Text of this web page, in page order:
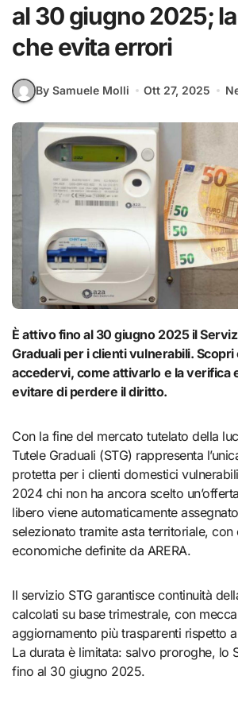
al 30 giugno 2025;
che evita errori
By Samuele Molli Ott 27, 2025
È attivo fino al 30 giugno 2025 il Servizio a Tutele
Graduali per i clienti vulnerabili. Scopri
accedervi, come attivarlo e la verifica
evitare di perdere il diritto.
Con la fine del mercato tutelato della
Tutele Graduali (STG) rappresenta
protetta per i clienti domestici
2024 chi non ha ancora scelto
libero viene automaticamente
selezionato tramite asta territoriale,
economiche definite da ARERA.
Il servizio STG garantisce continuità
calcolati su base trimestrale, con
aggiornamento più trasparenti rispetto
La durata è limitata: salvo proroghe, lo
fino al 30 giugno 2025.